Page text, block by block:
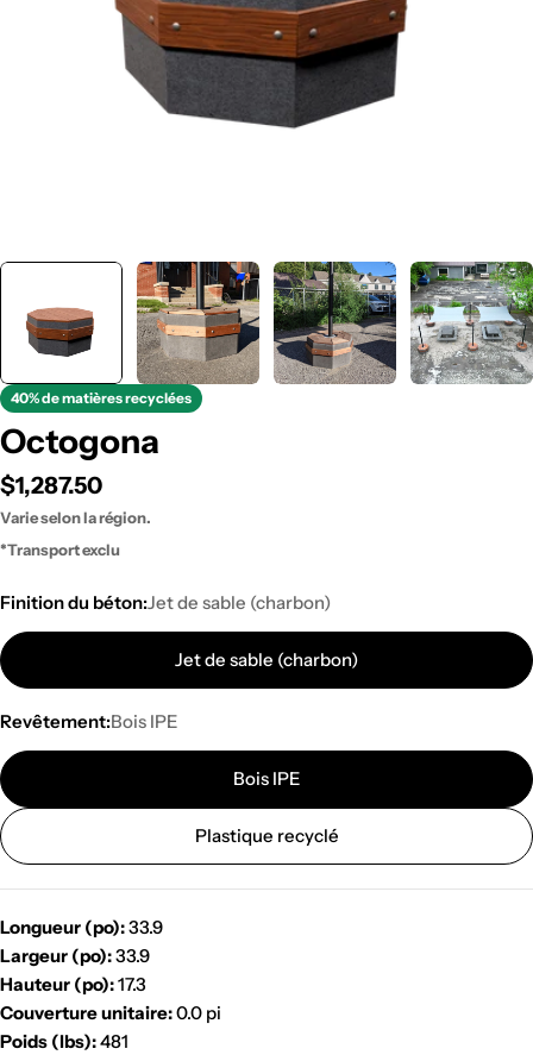
40% de matières recyclées
Octogona
Prix
régulier
$1,287.50
Varie selon la région.
*Transport exclu
Finition du béton:Jet de sable (charbon)
Jet de sable (charbon)
Revêtement:Bois IPE
Bois IPE
Plastique recyclé
Longueur (po):33.9
Largeur (po):33.9
Hauteur (po):17.3
Couverture unitaire:0.0 pi
Poids (lbs):481